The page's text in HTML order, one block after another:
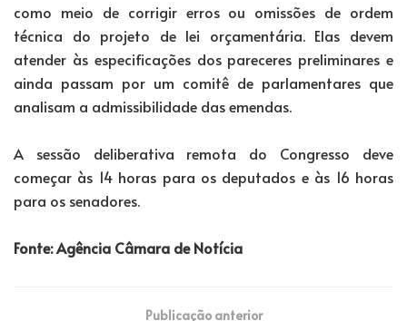
como meio de corrigir erros ou omissões de ordem
técnica do projeto de lei orçamentária. Elas devem
atender às especificações dos pareceres preliminares e
ainda passam por um comitê de parlamentares que
analisam a admissibilidade das emendas.
A sessão deliberativa remota do Congresso deve
começar às 14 horas para os deputados e às 16 horas
para os senadores.
Fonte: Agência Câmara de Notícia
Publicação anterior